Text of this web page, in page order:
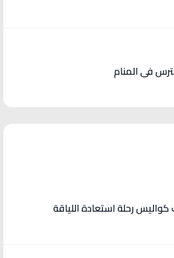
في المنام
رحلة استعادة اللياقة